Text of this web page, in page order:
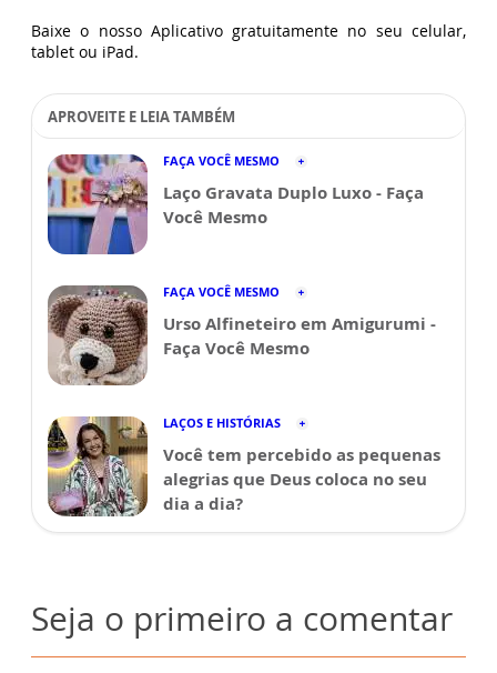
Baixe o nosso Aplicativo gratuitamente no seu celular,
tablet ou iPad.
APROVEITE E LEIA TAMBÉM
FAÇA VOCÊ MESMO
Laço Gravata Duplo Luxo - Faça
Você Mesmo
FAÇA VOCÊ MESMO
Urso Alfineteiro em Amigurumi -
Faça Você Mesmo
LAÇOS E HISTÓRIAS
Você tem percebido as pequenas
alegrias que Deus coloca no seu
dia a dia?
Seja o primeiro a comentar